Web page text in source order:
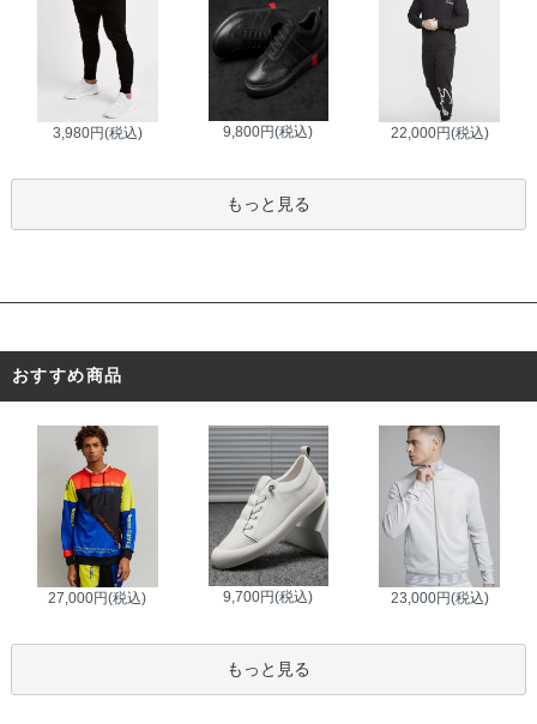
3,980円(税込) 9,800円(税込) 22,000円(税込)
もっと見る
おすすめ商品
27,000円(税込) 9,700円(税込) 23,000円(税込)
もっと見る